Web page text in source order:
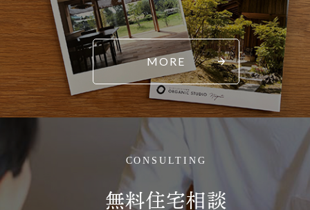
MORE
CONSULTING
無料住宅相談